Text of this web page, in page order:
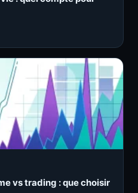
vs trading : que choisir